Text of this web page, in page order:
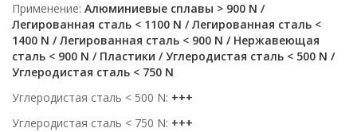
Применение Алюминиевые сплавы > 900 N /
Легированная сталь < 1100 N / Легированная сталь <
1400 N / Легированная сталь < 900 N / Нержавеющая
сталь < 900 N / Пластики / Углеродистая сталь < 500 N /
Углеродистая сталь < 750 N
Углеродистая сталь < 500 N +++
Углеродистая сталь < 750 N +++